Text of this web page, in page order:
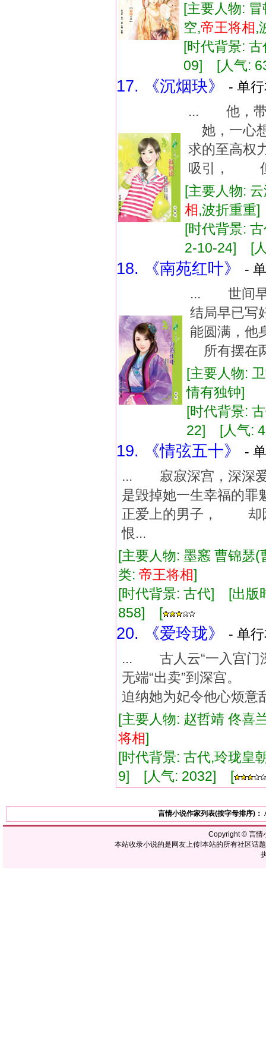
[主要人物:
空,帝王将相,
[时代背景:
09] [人气:
17. 《沉烟玦》
- 单
... 他，带
她，一心
求的至高
吸引， 但
[主要人物:
相,波折重
[时代背景:
2-10-24] [
18. 《南苑红叶》
-
... 世间
结局早已
能圆满，
所有摆在
[主要人物:
情有独钟]
[时代背景:
22] [人气:
19. 《情弦五十》
-
... 寂寂深宫，深
是毁掉她一生幸福
正爱上的男子， 却
恨...
[主要人物: 墨窸 曹锦
类: 帝王将相]
[时代背景: 古代] [出
858] [
20. 《爱玲珑》
- 单
... 古人云“一入宫
无端“出卖”到深宫
迫纳她为妃令他心烦
[主要人物: 赵哲靖 佟
将相]
[时代背景: 古代,玲珑
9] [人气: 2032] [
言情小说作家列表(按字母排序)：
Copyright © 言情
本站收录小说的是网友上传!本站的所有社区话